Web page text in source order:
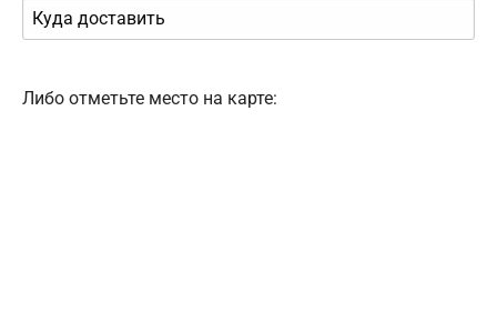
Либо отметьте место на карте: